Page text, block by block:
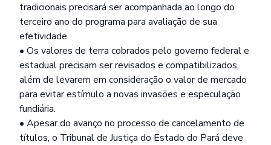
tradicionais precisará ser acompanhada ao longo do
terceiro ano do programa para avaliação de sua
efetividade.
• Os valores de terra cobrados pelo governo federal e
estadual precisam ser revisados e compatibilizados,
além de levarem em consideração o valor de mercado
para evitar estímulo a novas invasões e especulação
fundiária.
• Apesar do avanço no processo de cancelamento de
títulos, o Tribunal de Justiça do Estado do Pará deve